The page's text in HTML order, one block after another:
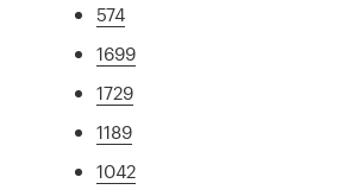
574
1699
1729
1189
1042